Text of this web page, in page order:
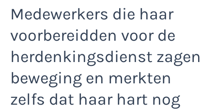
Medewerkers die haar
voorbereidden voor de
herdenkingsdienst zagen
beweging en merkten
zelfs dat haar hart nog